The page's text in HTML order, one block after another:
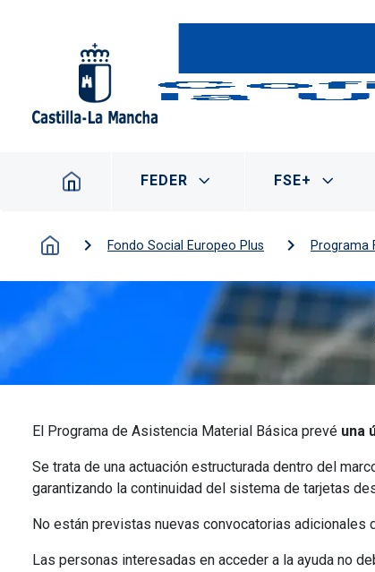
Navegación principal
FEDER FSE+
Fondo Social Europeo Plus Programa
El Programa de Asistencia Material Básica prevé una
Se trata de una actuación estructurada dentro del
garantizando la continuidad del sistema de tarjetas
No están previstas nuevas convocatorias
Las personas interesadas en acceder a la ayuda no